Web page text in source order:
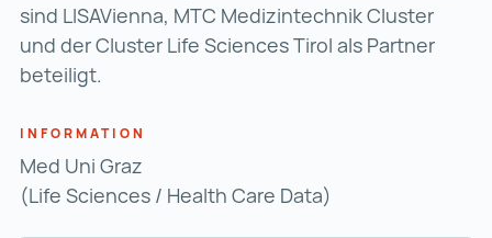
sind LISAVienna, MTC Medizintechnik Cluster
und der Cluster Life Sciences Tirol als Partner
beteiligt.
INFORMATION
Med Uni Graz
(Life Sciences / Health Care Data)